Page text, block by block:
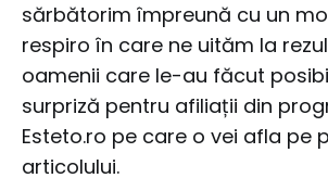
sărbătorim împreună cu un
respiro în care ne uităm la
oamenii care le-au făcut
surpriză pentru afiliații din
Esteto.ro pe care o vei afla pe
articolului.